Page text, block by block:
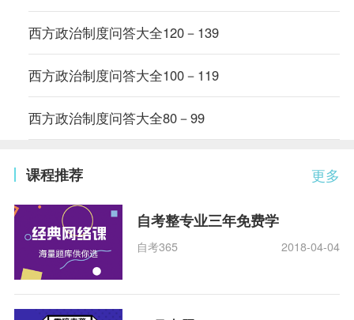
西方政治制度问答大全120－139
西方政治制度问答大全100－119
西方政治制度问答大全80－99
更多
课程推荐
自考整专业三年免费学
自考365 2018-04-04